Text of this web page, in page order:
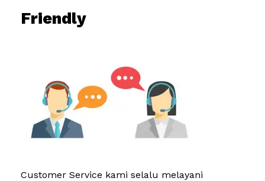
Friendly
Customer Service kami selalu melayani